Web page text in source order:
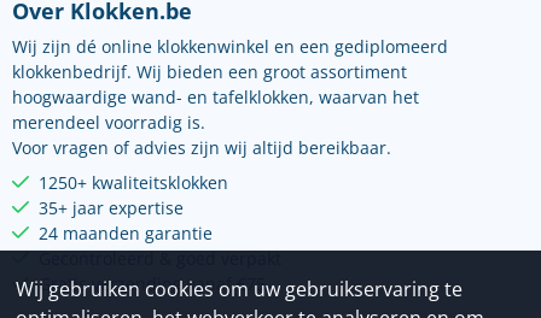
Over Klokken.be
Wij zijn dé online klokkenwinkel en een gediplomeerd
klokkenbedrijf. Wij bieden een groot assortiment
hoogwaardige wand- en tafelklokken, waarvan het
merendeel voorradig is.
Voor vragen of advies zijn wij altijd bereikbaar.
1250+ kwaliteitsklokken
35+ jaar expertise
24 maanden garantie
Gecontroleerd & goed verpakt
Gratis verzending vanaf €75
Wij gebruiken cookies om uw gebruikservaring te